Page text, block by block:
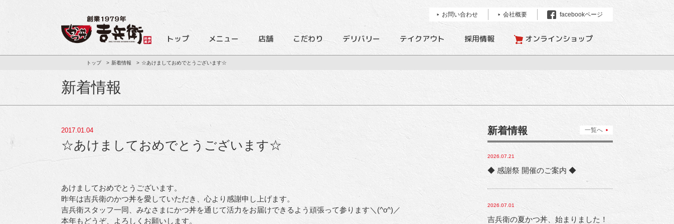
トップ メニュー 店舗 こだわり デリバリー テイクアウト 採用情報 オンラインショップ
お問い合わせ 会社概要 facebookページ
トップ 新着情報 ☆あけましておめでとうございます☆
新着情報
2017.01.04
☆あけましておめでとうございます☆
あけましておめでとうございます。
昨年は吉兵衛のかつ丼を愛していただき、心より感謝申し上げます。
吉兵衛スタッフ一同、みなさまにかつ丼を通じて活力をお届けできるよう頑張って参ります＼(^o^)／
本年もどうぞ、よろしくお願いします。
新着情報 一覧へ
2026.07.21
◆ 感謝祭 開催のご案内 ◆
2026.07.01
吉兵衛の夏かつ丼、始まりました！